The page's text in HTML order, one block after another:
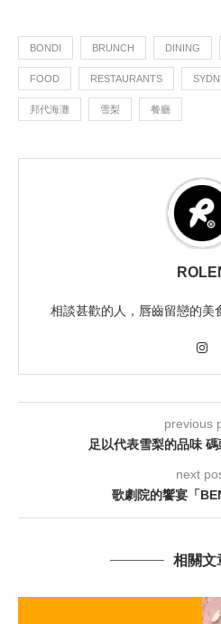
BONDI BRUNCH DINING
FOOD RESTAURANTS
邦代海灘 雪梨 餐廳
相談甚歡的人，唇齒留戀的
previous
足以代表雪梨的品味 碼
next
歌劇院的饗宴「
相關文